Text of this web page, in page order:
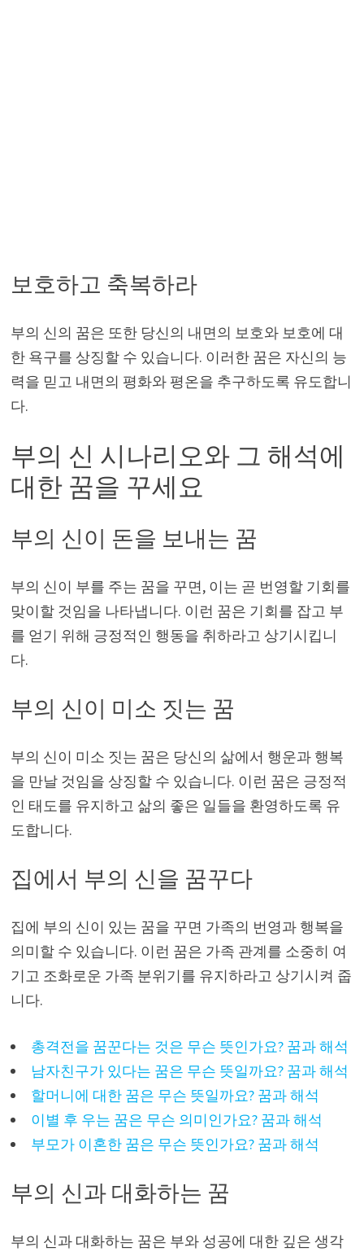
보호하고 축복하라
부의 신의 꿈은 또한 당신의 내면의 보호와 보호에 대
한 욕구를 상징할 수 있습니다. 이러한 꿈은 자신의 능
력을 믿고 내면의 평화와 평온을 추구하도록 유도합니
다.
부의 신 시나리오와 그 해석에
대한 꿈을 꾸세요
부의 신이 돈을 보내는 꿈
부의 신이 부를 주는 꿈을 꾸면, 이는 곧 번영할 기회를
맞이할 것임을 나타냅니다. 이런 꿈은 기회를 잡고 부
를 얻기 위해 긍정적인 행동을 취하라고 상기시킵니
다.
부의 신이 미소 짓는 꿈
부의 신이 미소 짓는 꿈은 당신의 삶에서 행운과 행복
을 만날 것임을 상징할 수 있습니다. 이런 꿈은 긍정적
인 태도를 유지하고 삶의 좋은 일들을 환영하도록 유
도합니다.
집에서 부의 신을 꿈꾸다
집에 부의 신이 있는 꿈을 꾸면 가족의 번영과 행복을
의미할 수 있습니다. 이런 꿈은 가족 관계를 소중히 여
기고 조화로운 가족 분위기를 유지하라고 상기시켜 줍
니다.
총격전을 꿈꾼다는 것은 무슨 뜻인가요? 꿈과 해석
남자친구가 있다는 꿈은 무슨 뜻일까요? 꿈과 해석
할머니에 대한 꿈은 무슨 뜻일까요? 꿈과 해석
이별 후 우는 꿈은 무슨 의미인가요? 꿈과 해석
부모가 이혼한 꿈은 무슨 뜻인가요? 꿈과 해석
부의 신과 대화하는 꿈
부의 신과 대화하는 꿈은 부와 성공에 대한 깊은 생각